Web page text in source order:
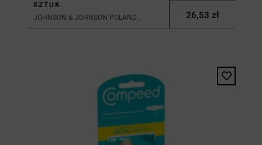
SZTUK
JOHNSON & JOHNSON POLAND...
26,53 zł